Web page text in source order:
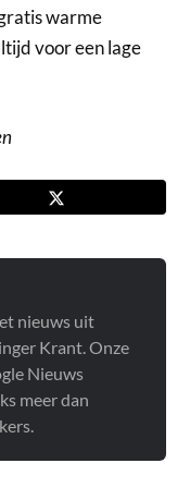
warme
voor een lage
nieuws uit
Krant. Onze
Nieuws
meer dan